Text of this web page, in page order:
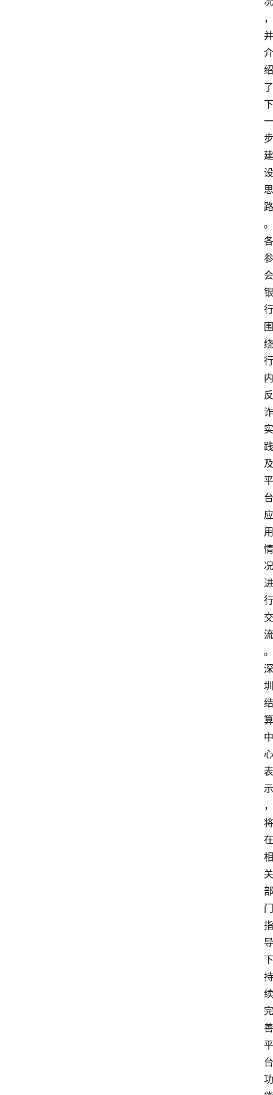
，
并
介
绍
了
下
一
步
建
设
思
路
。
各
参
会
银
行
围
绕
行
内
反
诈
实
践
及
平
台
应
用
情
况
进
行
交
流
。
深
圳
结
算
中
心
表
示
，
将
在
相
关
部
门
指
导
下
持
续
完
善
平
台
功